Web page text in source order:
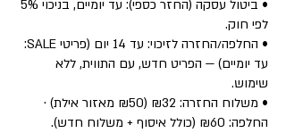
• ביטול עסקה (החזר כספי): עד יומיים, בניכוי 5%
לפי חוק.
• החלפה/החזרה לזיכוי: עד 14 יום (פריטי SALE:
עד יומיים) — הפריט חדש, עם התווית, ללא
שימוש.
• משלוח החזרה: ₪32 (₪50 מאזור אילת) ·
החלפה: ₪60 (כולל איסוף + משלוח חדש).